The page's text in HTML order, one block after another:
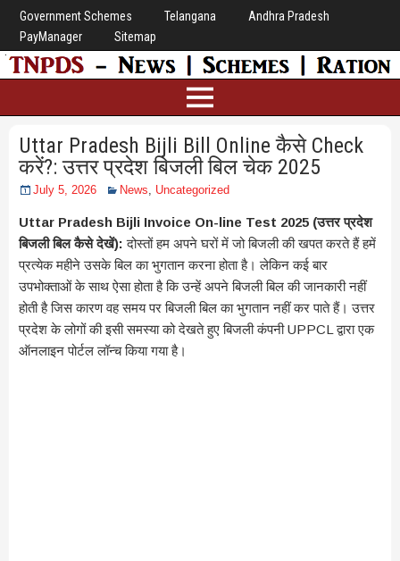
Government Schemes Telangana
Andhra Pradesh
PayManager
Sitemap
Uttar Pradesh Bijli Bill Online कैसे Check
करें?: उत्तर प्रदेश बिजली बिल चेक 2025
July 5, 2026 News Uncategorized
Uttar Pradesh Bijli Invoice On-line Test 2025 (उत्तर प्रदेश
बिजली बिल कैसे देखें): दोस्तों हम अपने घरों में जो बिजली की खपत करते हैं हमें
प्रत्येक महीने उसके बिल का भुगतान करना होता है। लेकिन कई बार
उपभोक्ताओं के साथ ऐसा होता है कि उन्हें अपने बिजली बिल की जानकारी नहीं
होती है जिस कारण वह समय पर बिजली बिल का भुगतान नहीं कर पाते हैं। उत्तर
प्रदेश के लोगों की इसी समस्या को देखते हुए बिजली कंपनी UPPCL द्वारा एक
ऑनलाइन पोर्टल लॉन्च किया गया है।